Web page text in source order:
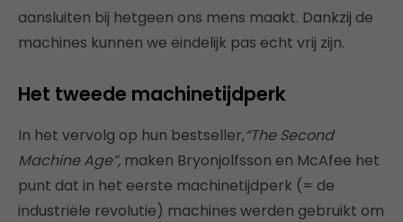
aansluiten bij hetgeen ons mens maakt. Dankzij de
machines kunnen we eindelijk pas echt vrij zijn.
Het tweede machinetijdperk
In het vervolg op hun bestseller,“The Second
Machine Age”, maken Bryonjolfsson en McAfee het
punt dat in het eerste machinetijdperk (= de
industriële revolutie) machines werden gebruikt om